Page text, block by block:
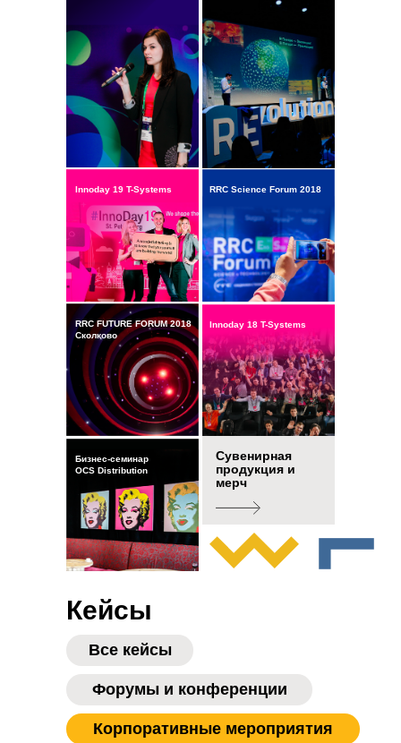
Сувенирная
продукция и
мерч
Innoday 19 T-Systems RRC Science Forum 2018
RRC FUTURE FORUM 2018
Сколково
Бизнес-семинар
OCS Distribution
Innoday 18 T-Systems
Кейсы
Форумы и конференции
Корпоративные мероприятия
Все кейсы